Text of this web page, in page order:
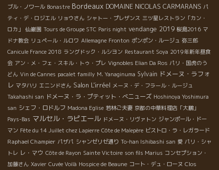
ブル・ノワール Bonastre Bordeaux DOMAINE NICOLAS CARMARANS パ
ティ・デ・ロジエル リョウさん シャトー・プレザンス 三ツ星レストラン「カン・
ロカ」
仙巌園 Tours de Groupe STC Paris night vendange 2019 桜島2016 マ
ドナ教会 リュペール・ルロワ Allemagne Fronton ポンポン・ルージュ 弥三郎
Canicule France 2018 ラングドック・ルシヨン Restaurant Soya 2019年新年昼食
会 アン・メ・フェ・スキル・トゥ・プレ Vignobles Elian Da Ros パリ・国虎のう
どん Vin de Cannes pacalet familly M. Yanaginuma Sylvain ドメーヌ・ラフォ
レ マタハリ エニンドさん Salon L'irréel メーヌ・デ・フラール・ルージュ
Takahashi san ドメーヌ・ラ・プティット・べニューズ Hoshinoya Yoshimura
san シェフ・ロドルフ Madona Eglise 若林ご夫妻 京都の中華料理店「大鵬」
Pays-Bas マルセル・ラピエール ドメーヌ・リヴァトン ジャンポール・ドー
マン Fête du 14 Juillet chez Lapierre Côte de Malepère ビストロ・ラ・レガラード
Raphael Champier パザパ シャンゼリゼ通り To-han Ishibashi san 愛 パリ・シャ
トレ レ・マウ Côte de Rayon Sainte Victoire son fils Marius コンセプション・
加藤さん Xavier Cuvée Voilà Hospice de Beaune コート・デュ・ローヌ Clos